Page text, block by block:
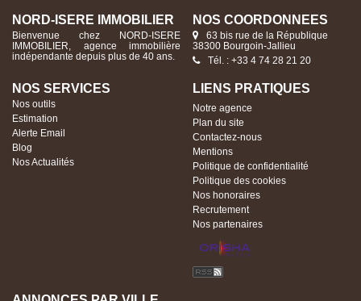
NORD-ISERE IMMOBILIER
Bienvenue chez NORD-ISERE
IMMOBILIER, agence immobilière
indépendante depuis plus de 40 ans.
NOS COORDONNÉES
63 bis rue de la République
38300 Bourgoin-Jallieu
Tél. : +33 4 74 28 21 20
NOS SERVICES
Nos outils
Estimation
Alerte Email
Blog
Nos Actualités
LIENS PRATIQUES
Notre agence
Plan du site
Contactez-nous
Mentions
Politique de confidentialité
Politique des cookies
Nos honoraires
Recrutement
Nos partenaires